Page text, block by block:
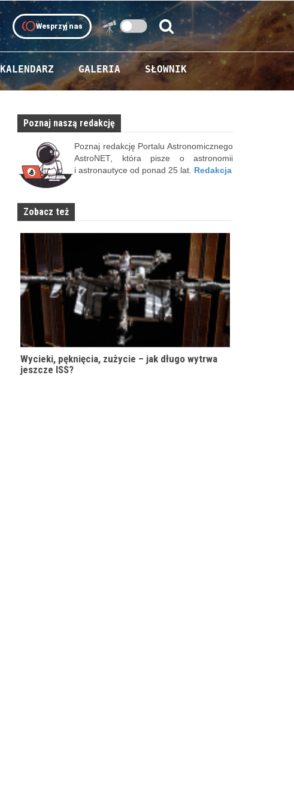
tollWesprzyj nas
Szukaj:
Szukaj
KALENDARZ GALERIA SŁOWNIK
Poznaj naszą redakcję
Poznaj redakcję Portalu Astronomicznego
AstroNET, która pisze o astronomii
i astronautyce od ponad 25 lat. Redakcja
Zobacz też
Wycieki, pęknięcia, zużycie – jak długo wytrwa
jeszcze ISS?